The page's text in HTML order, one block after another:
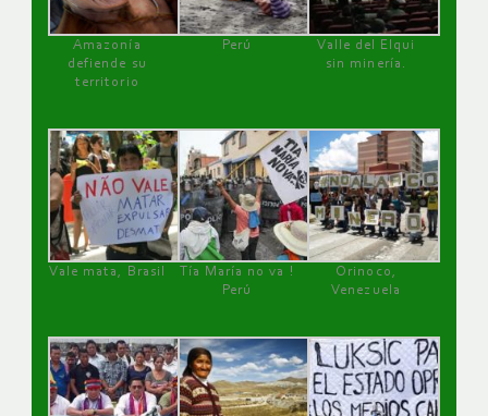
Amazonía
defiende su
territorio
Perú
Valle del Elqui
sin minería.
Vale mata, Brasil
Tía María no va !
Perú
Orinoco,
Venezuela